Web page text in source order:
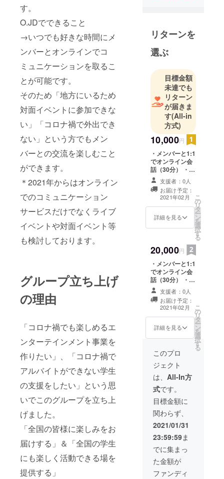
す。
O.JDでできること
→いつでも好きな時間にメ
ンバーとオンラインでコ
ミュニケーションを取るこ
とが可能です。
そのため「地方にいるため
対面イベントに参加できな
い」「コロナ禍で外出でき
ない」という方でもメン
バーとの交流を楽しむこと
ができます。
＊2021年からはオンライン
でのコミュニケーション
サービスだけでなくライブ
イベントや対面イベント等
も検討しております。
グループ立ち上げ
の理由
「コロナ禍でも楽しめるエ
ンターテインメント事業を
作りたい」、「コロナ禍で
アルバイトができない学生
の支援をしたい」という思
いでこのグループを立ち上
げました。
「全国の皆様に楽しみをお
届けする」＆「全国の学生
にも楽しく活動できる場を
提供する」
す。
O.JDとは
→全国の高
校生～大学
院生まで学
生で組織を
したオンラ
インアイド
ルグループ
です。
O.JDででき
ること
→いつでも
好きな時間
にメンバー
ンでコミュ
ンを取るこ
とが可能で
す。
そのため
「地方にい
るため対面
イベントに
い」「コロ
できない」
という方で
もメンバー
との交流を
楽しむこと
ができま
す。
リターンを
選ぶ
目標金額
未達でも
リターン
が届きま
す(All-in
方式)
10,000円
・メンバーと1:1
でオンライン会
話（30分） ・お
礼の直筆お手紙
支援者：0人
お届け予定：
2021年02月
詳細を見る
こ
の
リ
タ
ー
ン
を
選
択
す
る
20,000円
・メンバーと1:1
でオンライン会
話（30分） ・お
礼の直筆お手紙
・メンバーの写
真&直筆サイン
支援者：0人
お届け予定：
2021年02月
詳細を見る
こ
の
リ
タ
ー
ン
を
選
択
す
る
このプロ
ジェクト
は、 All-In方
式です。
目標金額に
関わらず、
2021/01/31
23:59:59ま
でに集まっ
た金額が
ファンディ